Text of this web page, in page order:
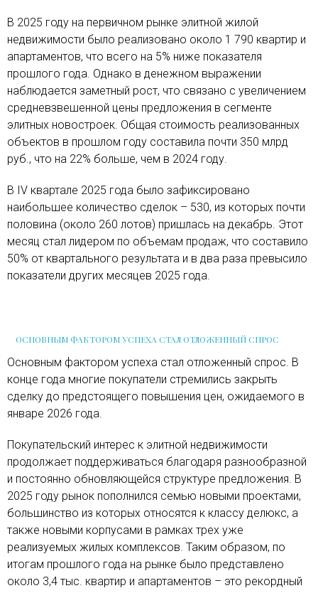
В 2025 году на первичном рынке элитной жилой
недвижимости было реализовано около 1 790 квартир и
апартаментов, что всего на 5% ниже показателя
прошлого года. Однако в денежном выражении
наблюдается заметный рост, что связано с увеличением
средневзвешенной цены предложения в сегменте
элитных новостроек. Общая стоимость реализованных
объектов в прошлом году составила почти 350 млрд
руб., что на 22% больше, чем в 2024 году.
В IV квартале 2025 года было зафиксировано
наибольшее количество сделок – 530, из которых почти
половина (около 260 лотов) пришлась на декабрь. Этот
месяц стал лидером по объемам продаж, что составило
50% от квартального результата и в два раза превысило
показатели других месяцев 2025 года.
ОСНОВНЫМ ФАКТОРОМ УСПЕХА СТАЛ ОТЛОЖЕННЫЙ СПРОС
Основным фактором успеха стал отложенный спрос. В
конце года многие покупатели стремились закрыть
сделку до предстоящего повышения цен, ожидаемого в
январе 2026 года.
Покупательский интерес к элитной недвижимости
продолжает поддерживаться благодаря разнообразной
и постоянно обновляющейся структуре предложения. В
2025 году рынок пополнился семью новыми проектами,
большинство из которых относятся к классу делюкс, а
также новыми корпусами в рамках трех уже
реализуемых жилых комплексов. Таким образом, по
итогам прошлого года на рынке было представлено
около 3,4 тыс. квартир и апартаментов – это рекордный